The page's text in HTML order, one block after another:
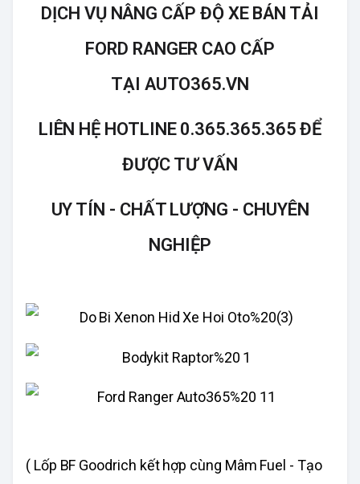
DỊCH VỤ NÂNG CẤP ĐỘ XE BÁN TẢI
FORD RANGER CAO CẤP
TẠI AUTO365.VN
LIÊN HỆ HOTLINE 0.365.365.365 ĐỂ
ĐƯỢC TƯ VẤN
UY TÍN - CHẤT LƯỢNG - CHUYÊN
NGHIỆP
( Lốp BF Goodrich kết hợp cùng Mâm Fuel - Tạo